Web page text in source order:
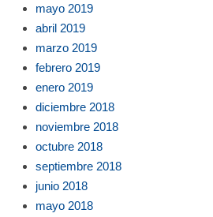
mayo 2019
abril 2019
marzo 2019
febrero 2019
enero 2019
diciembre 2018
noviembre 2018
octubre 2018
septiembre 2018
junio 2018
mayo 2018